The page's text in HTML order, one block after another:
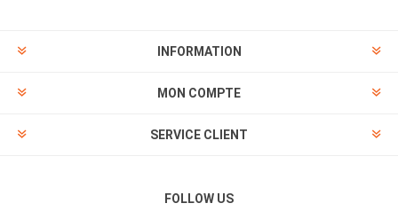
INFORMATION
MON COMPTE
SERVICE CLIENT
FOLLOW US